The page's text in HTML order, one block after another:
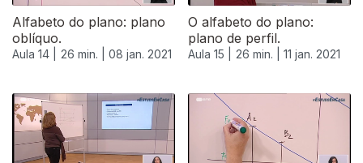
Alfabeto do plano: plano
oblíquo.
Aula 14 | 26 min. | 08 jan. 2021
O alfabeto do plano:
plano de perfil.
Aula 15 | 26 min. | 11 jan. 2021